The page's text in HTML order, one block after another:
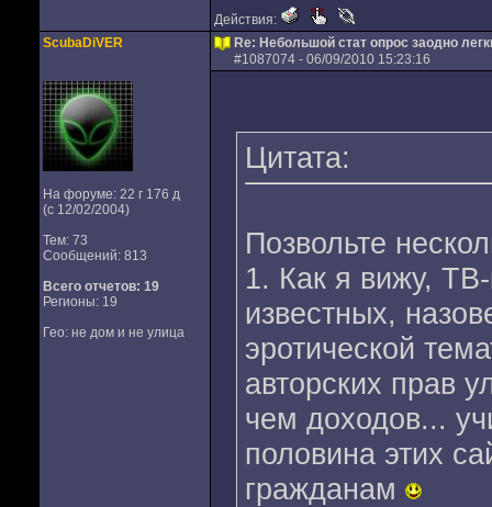
Действия:
ScubaDiVER
На форуме: 22 г 176 д
(с 12/02/2004)
Тем: 73
Сообщений: 813
Всего отчетов: 19
Регионы: 19
Гео: не дом и не улица
Re: Небольшой стат опрос заодно
#1087074- 06/09/2010 15:23:16
Цитата:
Позвольте
1. Как я вижу,
известных,
эротической
авторских прав
чем доходов...
половина этих
гражданам